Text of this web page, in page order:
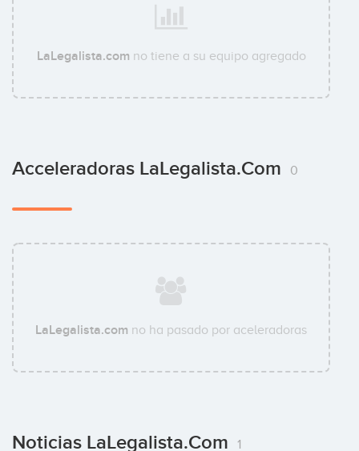
LaLegalista.com no tiene a su equipo agregado
Acceleradoras LaLegalista.com 0
LaLegalista.com no ha pasado por aceleradoras
Noticias LaLegalista.com 1